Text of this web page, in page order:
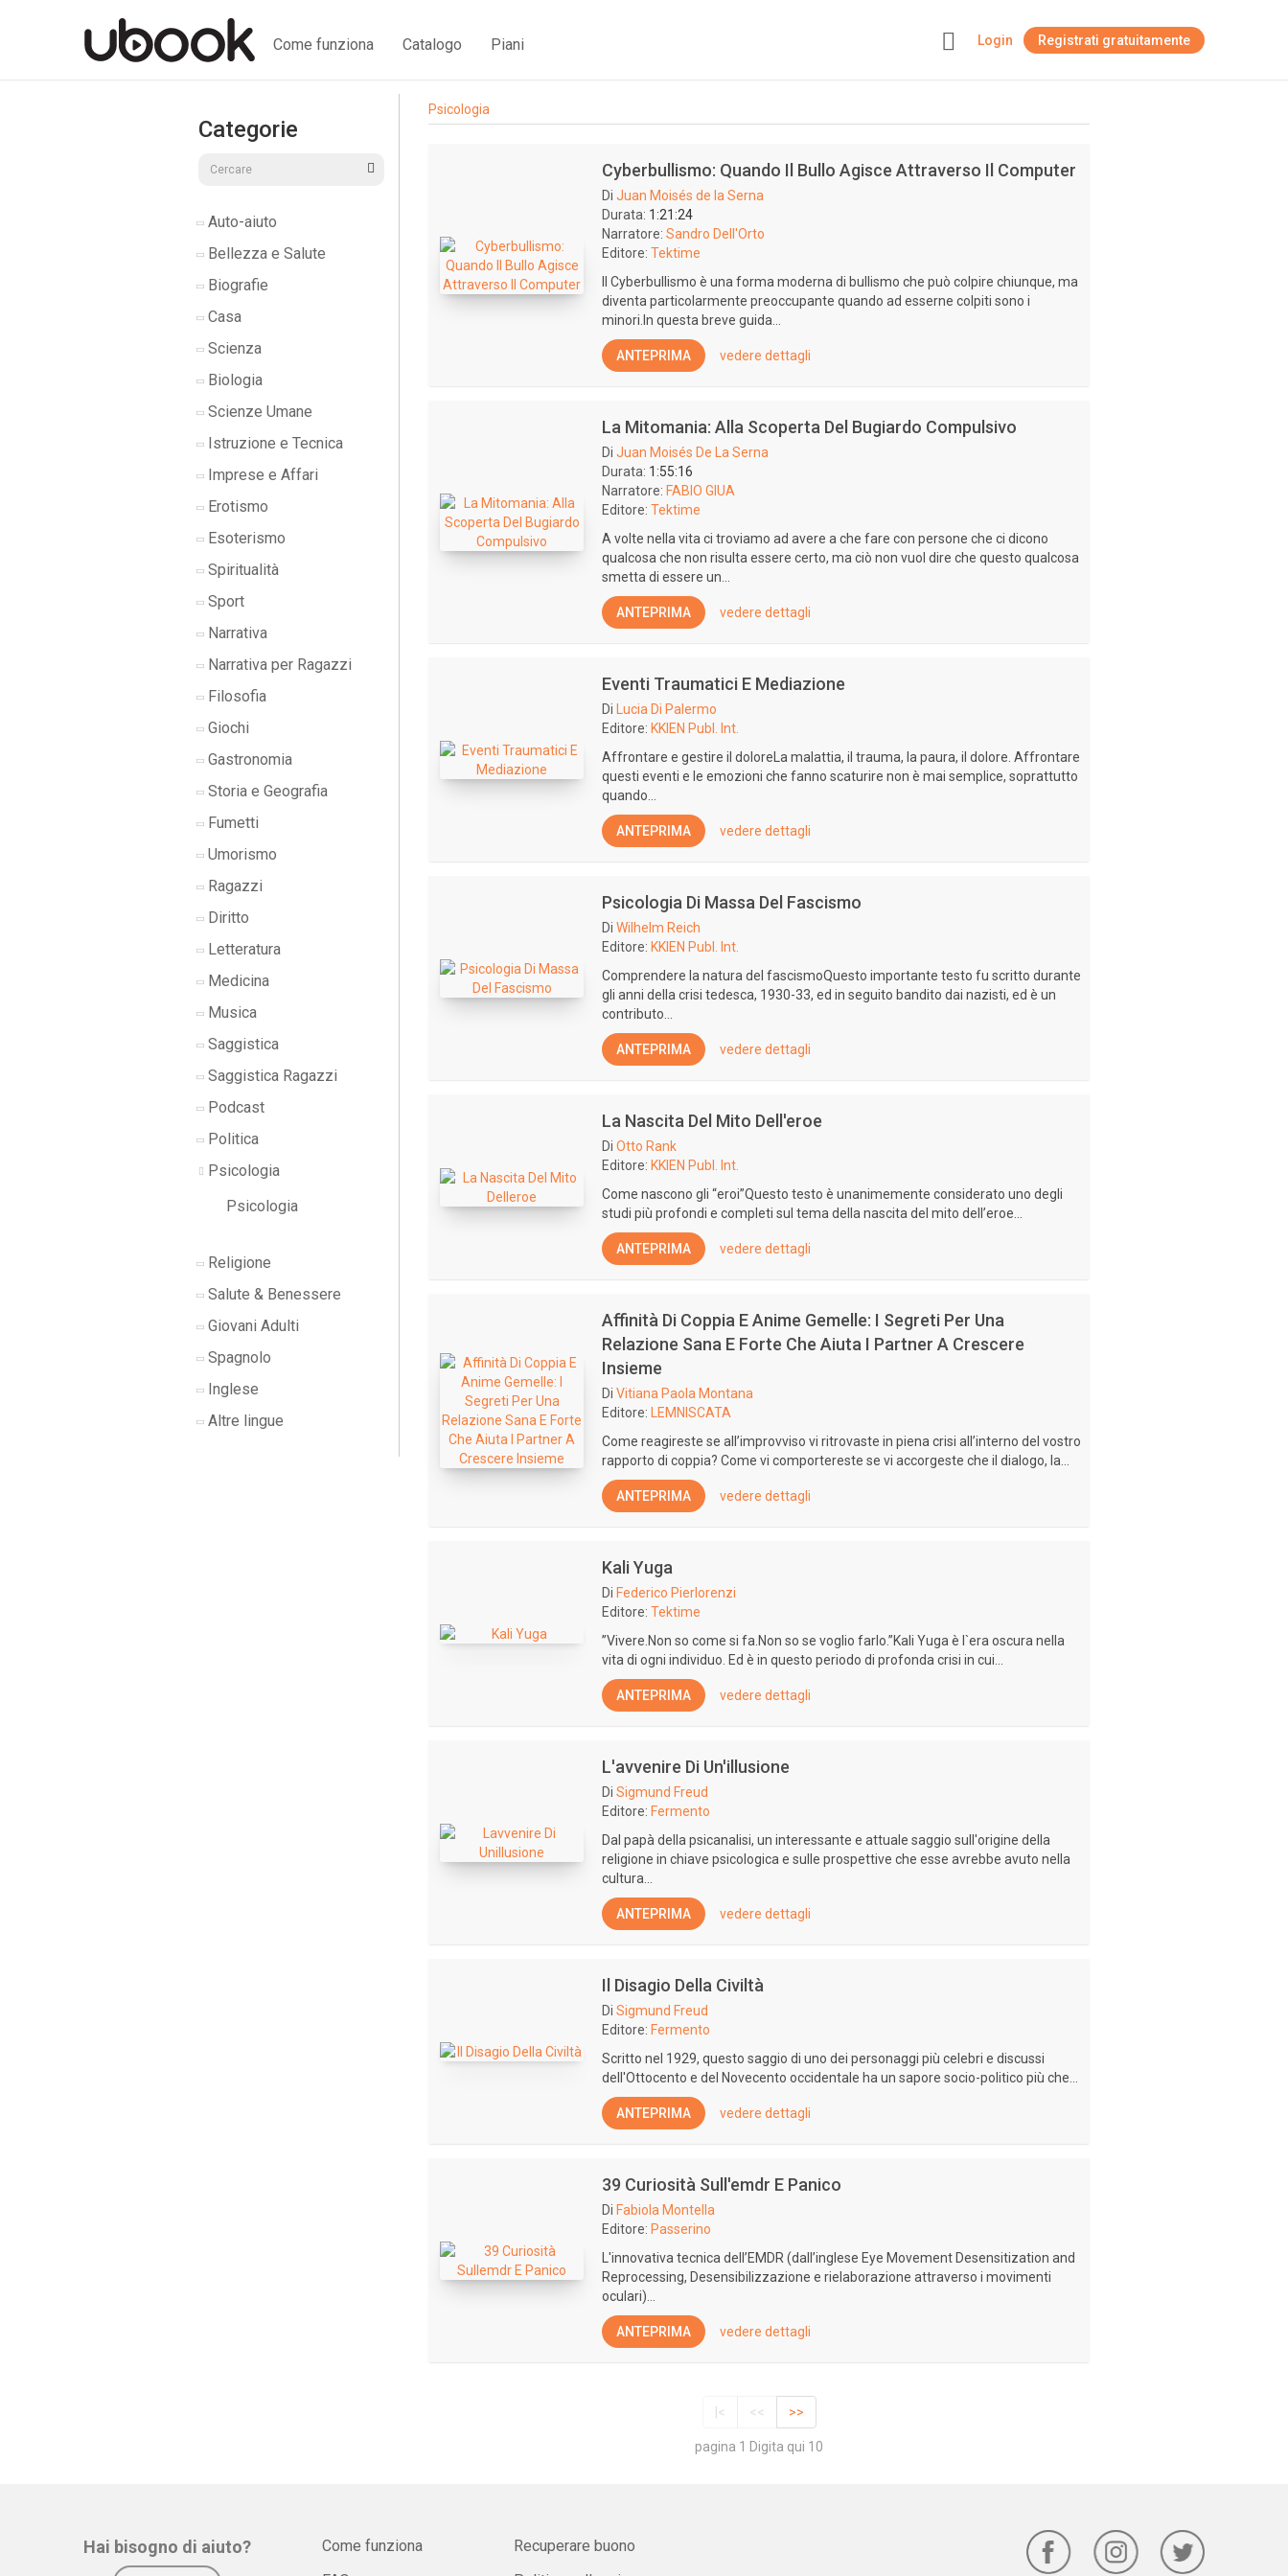
Come funziona Catalogo Piani Login Registrati gratuitamente
Categorie
Auto-aiuto
Bellezza e Salute
Biografie
Casa
Scienza
Biologia
Scienze Umane
Istruzione e Tecnica
Imprese e Affari
Erotismo
Esoterismo
Spiritualità
Sport
Narrativa
Narrativa per Ragazzi
Filosofia
Giochi
Gastronomia
Storia e Geografia
Fumetti
Umorismo
Ragazzi
Diritto
Letteratura
Medicina
Musica
Saggistica
Saggistica Ragazzi
Podcast
Politica
Psicologia
Psicologia
Religione
Salute & Benessere
Giovani Adulti
Spagnolo
Inglese
Altre lingue
Psicologia
Cyberbullismo: Quando Il Bullo Agisce Attraverso Il Computer
Di Juan Moisés de la Serna
Durata: 1:21:24
Narratore: Sandro Dell'Orto
Editore: Tektime
Il Cyberbullismo è una forma moderna di bullismo che può colpire chiunque, ma
diventa particolarmente preoccupante quando ad esserne colpiti sono i
minori.In questa breve guida...
ANTEPRIMA vedere dettagli
La Mitomania: Alla Scoperta Del Bugiardo Compulsivo
Di Juan Moisés De La Serna
Durata: 1:55:16
Narratore: FABIO GIUA
Editore: Tektime
A volte nella vita ci troviamo ad avere a che fare con persone che ci dicono
qualcosa che non risulta essere certo, ma ciò non vuol dire che questo qualcosa
smetta di essere un...
ANTEPRIMA vedere dettagli
Eventi Traumatici E Mediazione
Di
Lucia Di Palermo
Editore: KKIEN Publ. Int.
Affrontare e gestire il doloreLa malattia, il trauma, la paura, il dolore. Affrontare
questi eventi e le emozioni che fanno scaturire non è mai semplice, soprattutto
quando...
ANTEPRIMA vedere dettagli
Psicologia Di Massa Del Fascismo
Di Wilhelm Reich
Editore: KKIEN Publ. Int.
Comprendere la natura del fascismoQuesto importante testo fu scritto durante
gli anni della crisi tedesca, 1930-33, ed in seguito bandito dai nazisti, ed è un
contributo...
ANTEPRIMA vedere dettagli
La Nascita Del Mito Dell'eroe
Di Otto Rank
Editore: KKIEN Publ. Int.
Come nascono gli “eroi”Questo testo è unanimemente considerato uno degli
studi più profondi e completi sul tema della nascita del mito dell’eroe...
ANTEPRIMA vedere dettagli
Affinità Di Coppia E Anime Gemelle: I Segreti Per Una
Relazione Sana E Forte Che Aiuta I Partner A Crescere
Insieme
Di Vitiana Paola Montana
Editore:
LEMNISCATA
Come reagireste se all’improvviso vi ritrovaste in piena crisi all’interno del vostro
rapporto di coppia? Come vi comportereste se vi accorgeste che il dialogo, la...
ANTEPRIMA vedere dettagli
Kali Yuga
Di Federico Pierlorenzi
Editore: Tektime
”Vivere.Non so come si fa.Non so se voglio farlo.”Kali Yuga è l`era oscura nella
vita di ogni individuo. Ed è in questo periodo di profonda crisi in cui...
ANTEPRIMA vedere dettagli
L'avvenire Di Un'illusione
Di Sigmund Freud
Editore: Fermento
Dal papà della psicanalisi, un interessante e attuale saggio sull'origine della
religione in chiave psicologica e sulle prospettive che esse avrebbe avuto nella
cultura...
ANTEPRIMA vedere dettagli
Il Disagio Della Civiltà
Di Sigmund Freud
Editore: Fermento
Scritto nel 1929, questo saggio di uno dei personaggi più celebri e discussi
dell'Ottocento e del Novecento occidentale ha un sapore socio-politico più che...
ANTEPRIMA vedere dettagli
39 Curiosità Sull'emdr E Panico
Di Fabiola Montella
Editore: Passerino
L'innovativa tecnica dell’EMDR (dall’inglese Eye Movement Desensitization and
Reprocessing, Desensibilizzazione e rielaborazione attraverso i movimenti
oculari)...
ANTEPRIMA vedere dettagli
|< << >>
pagina 1 Digita qui 10
Hai bisogno di aiuto?
Come funziona
Recuperare buono